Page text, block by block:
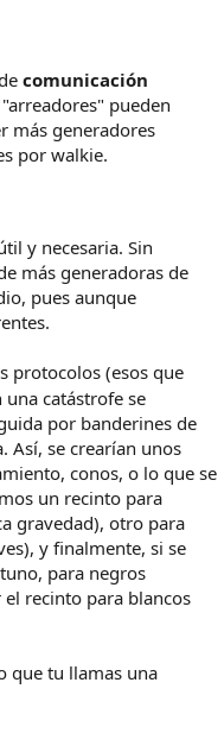
comunicación
pueden
más generadores
por walkie.
y necesaria. Sin
más generadoras de
pues aunque
protocolos (esos que
una catástrofe se
por banderines de
Así, se crearían unos
conos, o lo que se
un recinto para
gravedad), otro para
y finalmente, si se
para negros
recinto para blancos
que tu llamas una